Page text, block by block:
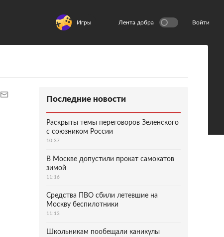
Игры Лента добра Войти
Последние новости
Раскрыты темы переговоров Зеленского
с союзником России
10:37
В Москве допустили прокат самокатов
зимой
11:16
Средства ПВО сбили летевшие на
Москву беспилотники
11:13
Школьникам пообещали каникулы